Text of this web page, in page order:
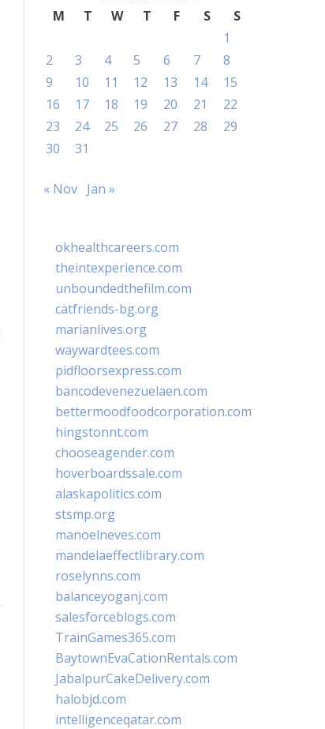
M
T W T F S
S
1
2
3 4 5 6 7
8
9
10 11 12 13 14
15
16
17 18 19 20 21
22
23
24 25 26 27 28
29
30
31
« Nov Jan »
okhealthcareers.com
theintexperience.com
unboundedthefilm.com
catfriends-bg.org
marianlives.org
waywardtees.com
pidfloorsexpress.com
bancodevenezuelaen.com
bettermoodfoodcorporation.com
hingstonnt.com
chooseagender.com
hoverboardssale.com
alaskapolitics.com
stsmp.org
manoelneves.com
mandelaeffectlibrary.com
roselynns.com
balanceyoganj.com
salesforceblogs.com
TrainGames365.com
BaytownEvaCationRentals.com
JabalpurCakeDelivery.com
halobjd.com
intelligenceqatar.com